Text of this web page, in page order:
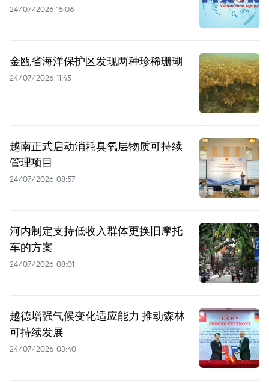
24/07/2026 15:06
金瓯省海洋保护区发现两种珍稀珊瑚
24/07/2026 11:45
越南正式启动消耗臭氧层物质可持续
管理项目
24/07/2026 08:57
河内制定支持低收入群体更换旧摩托
车的方案
24/07/2026 08:01
越德增强气候变化适应能力 推动森林
可持续发展
24/07/2026 03:40